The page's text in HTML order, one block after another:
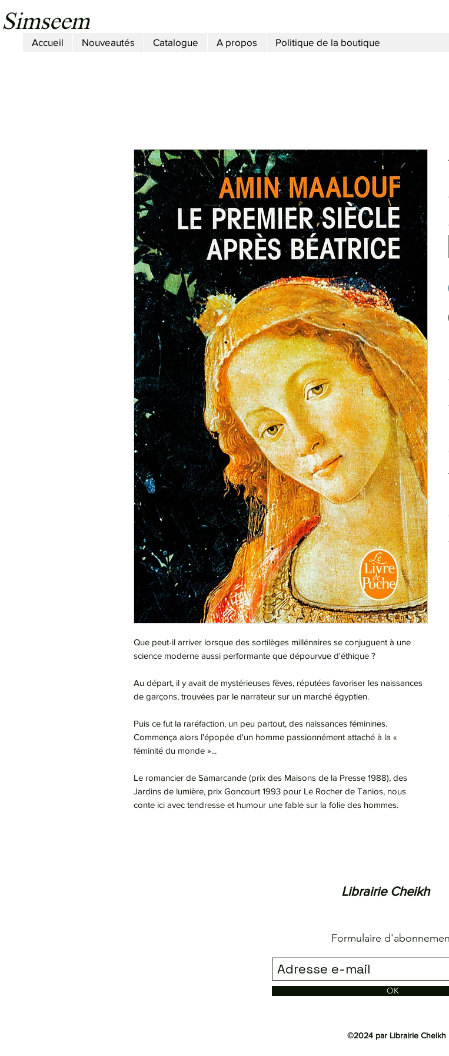
Simseem
Accueil Nouveautés Catalogue A propos Politique de la boutique
Que peut-il arriver lorsque des sortilèges millénaires se conjuguent à une
science moderne aussi performante que dépourvue d'éthique ?
Au départ, il y avait de mystérieuses fèves, réputées favoriser les naissances
de garçons, trouvées par le narrateur sur un marché égyptien.
Puis ce fut la raréfaction, un peu partout, des naissances féminines.
Commença alors l'épopée d'un homme passionnément attaché à la «
féminité du monde »...
Le romancier de Samarcande (prix des Maisons de la Presse 1988), des
Jardins de lumière, prix Goncourt 1993 pour Le Rocher de Tanios, nous
conte ici avec tendresse et humour une fable sur la folie des hommes.
Librairie Cheikh
Formulaire
OK
©2024 par Librairie Cheikh